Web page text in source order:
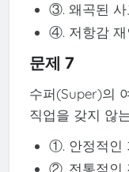
③. 왜곡된 사
④. 저항감 재
문제 7
수퍼(Super)의
직업을 갖지 않
①. 안정적인